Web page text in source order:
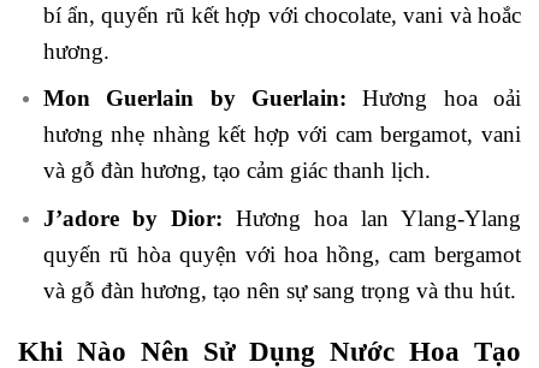
bí ẩn, quyến rũ kết hợp với chocolate, vani và hoắc
hương.
Mon Guerlain by Guerlain: Hương hoa oải
hương nhẹ nhàng kết hợp với cam bergamot, vani
và gỗ đàn hương, tạo cảm giác thanh lịch.
J’adore by Dior: Hương hoa lan Ylang-Ylang
quyến rũ hòa quyện với hoa hồng, cam bergamot
và gỗ đàn hương, tạo nên sự sang trọng và thu hút.
Khi Nào Nên Sử Dụng Nước Hoa Tạo